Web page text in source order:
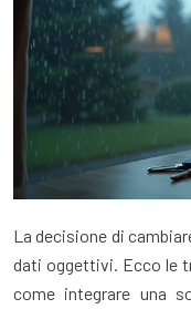
La decisione di
dati oggettivi. Ecco le
come integrare una